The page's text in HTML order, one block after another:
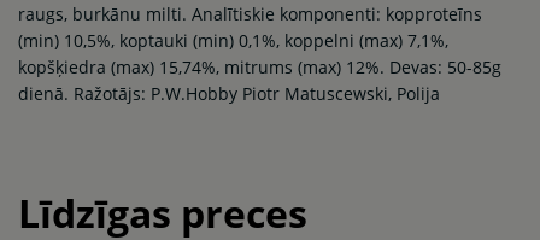
raugs, burkānu milti. Analītiskie komponenti: kopproteīns
(min) 10,5%, koptauki (min) 0,1%, koppelni (max) 7,1%,
kopšķiedra (max) 15,74%, mitrums (max) 12%. Devas: 50-85g
dienā. Ražotājs: P.W.Hobby Piotr Matuscewski, Polija
Līdzīgas preces